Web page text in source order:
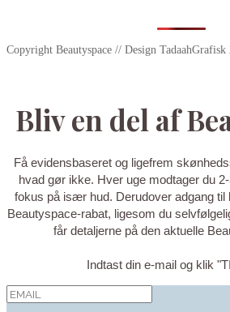
Copyright Beautyspace // Design TadaahGrafisk
Bliv en del af
Få evidensbaseret og ligefrem
hvad gør ikke. Hver uge modtager du
fokus på især hud. Derudover adgang til
Beautyspace-rabat, ligesom du
får detaljerne på den aktuelle
Indtast din e-mail og klik